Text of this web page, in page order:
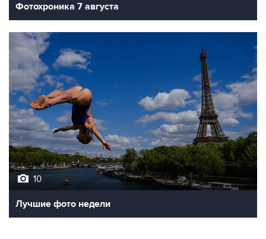
Фотохроника 7 августа
10
Лучшие фото недели